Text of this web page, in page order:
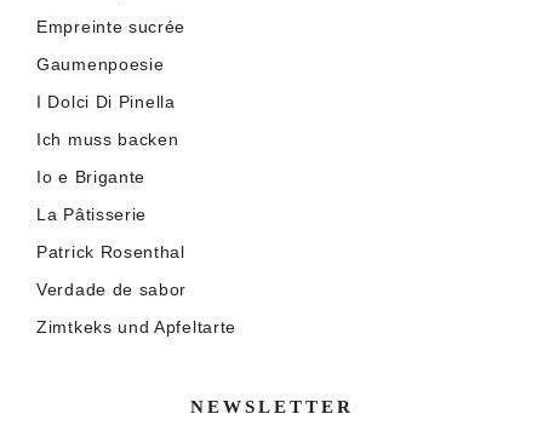
Empreinte sucrée
Gaumenpoesie
I Dolci Di Pinella
Ich muss backen
Io e Brigante
La Pâtisserie
Patrick Rosenthal
Verdade de sabor
Zimtkeks und Apfeltarte
NEWSLETTER